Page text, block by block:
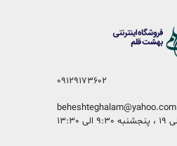
09129173602
beheshteghalam@yahoo.com